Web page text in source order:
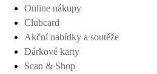
Online nákupy
Clubcard
Akční nabídky a soutěže
Dárkové karty
Scan & Shop